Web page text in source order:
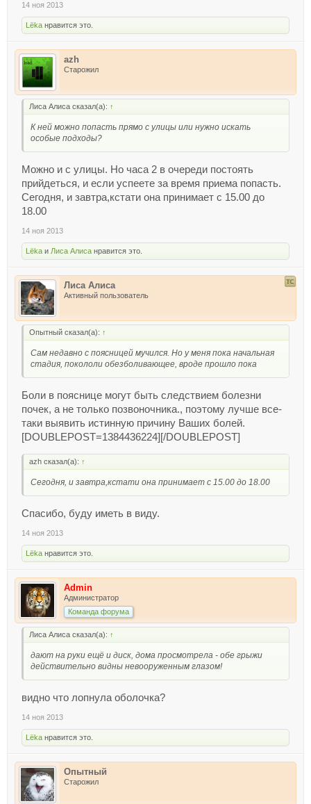
14 ноя 2013
Lёka нравится это.
azh
Старожил
Лиса Алиса сказал(а): ↑
К ней можно попасть прямо с улицы или нужно искать
особые подходы?
Можно и с улицы. Но часа 2 в очереди постоять
прийдеться, и если успеете за время приема попасть.
Сегодня, и завтра,кстати она принимает с 15.00 до
18.00
14 ноя 2013
Lёka и Лиса Алиса нравится это.
Лиса Алиса
Активный пользователь
Опытный сказал(а): ↑
Сам недавно с поясницей мучился. Но у меня пока начальная
стадия, покололи обезболивающее, вроде прошло пока
Боли в пояснице могут быть следствием болезни
почек, а не только позвоночника., поэтому лучше все-
таки выявить истинную причину Ваших болей.
[DOUBLEPOST=1384436224][/DOUBLEPOST]
azh сказал(а): ↑
Сегодня, и завтра,кстати она принимает с 15.00 до 18.00
Спасибо, буду иметь в виду.
14 ноя 2013
Lёka нравится это.
Admin
Администратор
Команда форума
Лиса Алиса сказал(а): ↑
дают на руки ещё и диск, дома просмотрела - обе грыжи
действительно видны невооруженным глазом!
видно что лопнула оболочка?
14 ноя 2013
Lёka нравится это.
Опытный
Старожил